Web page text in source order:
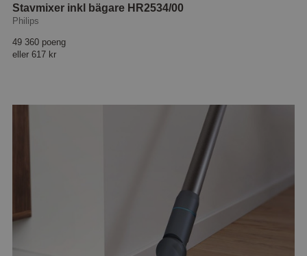
Stavmixer inkl bägare HR2534/00
Philips
49 360 poeng
eller 617 kr